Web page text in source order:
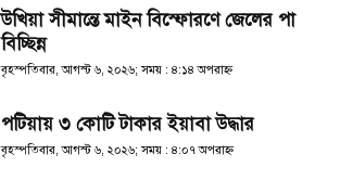
উখিয়া সীমান্তে মাইন বিস্ফোরণে জেলের পা
বিচ্ছিন্ন
বৃহস্পতিবার, আগস্ট ৬, ২০২৬; সময় : ৪:১৪ অপরাহ্ণ
পটিয়ায় ৩ কোটি টাকার ইয়াবা উদ্ধার
বৃহস্পতিবার, আগস্ট ৬, ২০২৬; সময় : ৪:০৭ অপরাহ্ণ